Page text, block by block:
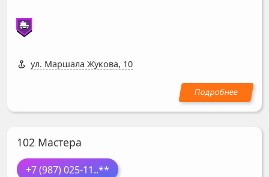
ул. Маршала Жукова, 10
102 Мастера
+7 (987) 025-11..**